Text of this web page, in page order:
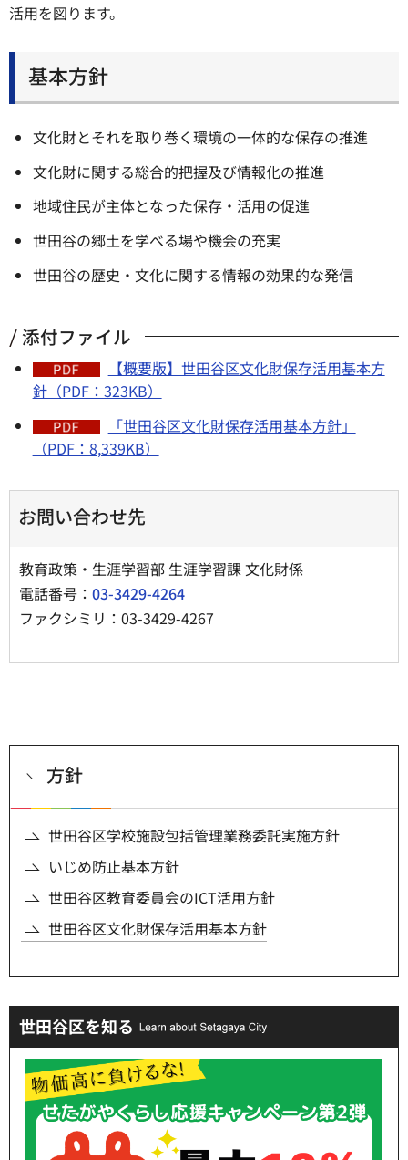
活用を図ります。
基本方針
文化財とそれを取り巻く環境の一体的な保存の推進
文化財に関する総合的把握及び情報化の推進
地域住民が主体となった保存・活用の促進
世田谷の郷土を学べる場や機会の充実
世田谷の歴史・文化に関する情報の効果的な発信
添付ファイル
【概要版】世田谷区文化財保存活用基本方
針（PDF：323KB）
「世田谷区文化財保存活用基本方針」
（PDF：8,339KB）
お問い合わせ先
教育政策・生涯学習部 生涯学習課 文化財係
電話番号： 03-3429-4264
ファクシミリ：03-3429-4267
方針
世田谷区学校施設包括管理業務委託実施方針
いじめ防止基本方針
世田谷区教育委員会のICT活用方針
世田谷区文化財保存活用基本方針
世田谷区を知る